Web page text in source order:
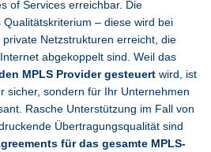
of Services erreichbar. Die
Qualitätskriterium – diese wird bei
Netzstrukturen erreicht, die
abgekoppelt sind. Weil das
MPLS Provider gesteuert wird, ist
sicher, sondern für Ihr Unternehmen
Rasche Unterstützung im Fall von
Übertragungsqualität sind
für das gesamte MPLS-